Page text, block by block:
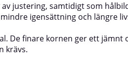
justering, samtidigt som
igensättning och längre
De finare kornen ger ett
krävs.